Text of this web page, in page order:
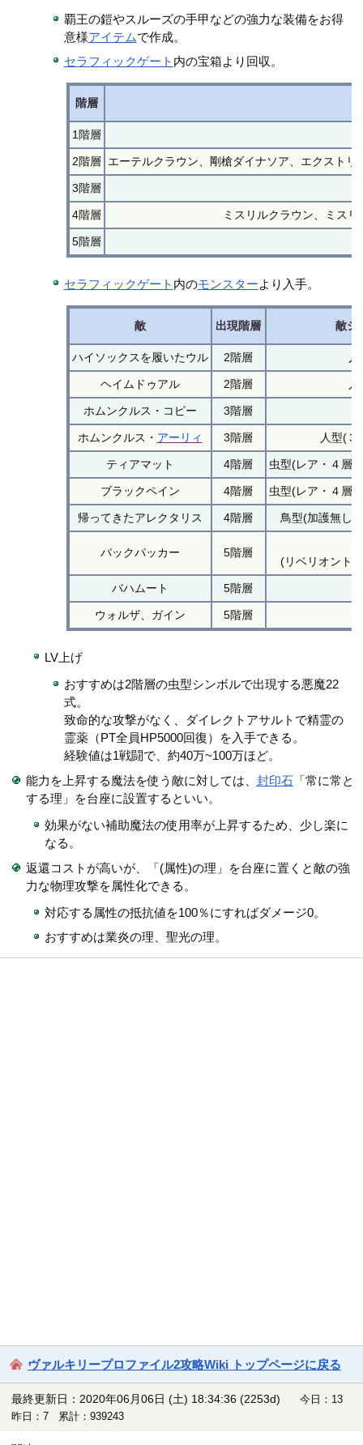
覇王の鎧やスルーズの手甲などの強力な装備をお得
意様アイテムで作成。
セラフィックゲート 内の宝箱より回収。
階層
1階層
2階層 エーテルクラウン、剛槍ダイナソア、エクスト
3階層
4階層 ミスリルクラウン、ミス
5階層
セラフィックゲート 内のモンスターより入手。
敵 出現階層 敵シ
ハイソックスを履いたウル 2階層
ヘイムドゥアル 2階層
ホムンクルス・コピー 3階層
ホムンクルス・ アーリィ 3階層 人型(３
ティアマット 4階層 虫型(レア・４層
ブラックペイン 4階層 虫型(レア・４層
帰ってきたアレクタリス 4階層 鳥型(加護無し
バックパッカー 5階層
(リベリオント
バハムート 5階層
ウォルザ、ガイン 5階層
LV上げ
おすすめは2階層の虫型シンボルで出現する悪魔22
式。
致命的な攻撃がなく、ダイレクトアサルトで精霊の
霊薬（PT全員HP5000回復）を入手できる。
経験値は1戦闘で、約40万~100万ほど。
能力を上昇する魔法を使う敵に対しては、 封印石「常に常と
する理」を台座に設置するといい。
効果がない補助魔法の使用率が上昇するため、少し楽に
なる。
返還コストが高いが、「(属性)の理」を台座に置くと敵の強
力な物理攻撃を属性化できる。
対応する属性の抵抗値を100％にすればダメージ0。
おすすめは業炎の理、聖光の理。
ヴァルキリープロファイル2攻略Wiki トップページに戻る
最終更新日：2020年06月06日 (土) 18:34:36(2253d)
今日：13
昨日：7 累計：939243